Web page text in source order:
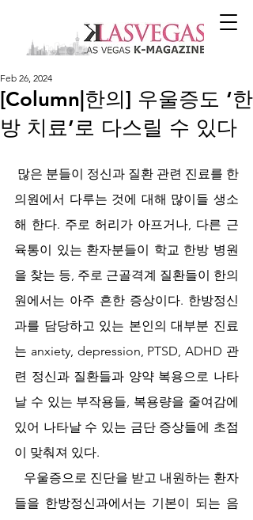
[Column|한의] 우울증도 ‘한
방 치료’로 다스릴 수 있다
Feb 26, 2024
의원에서 다루는 것에 대해 많이들 생소
해 한다. 주로 허리가 아프거나, 다른 근
육통이 있는 환자분들이 학교 한방 병원
을 찾는 등, 주로 근골격계 질환들이 한의
원에서는 아주 흔한 증상이다. 한방정신
과를 담당하고 있는 본인의 대부분 진료
는 anxiety, depression, PTSD, ADHD 관
련 정신과 질환들과 양약 복용으로 나타
날 수 있는 부작용들, 복용량을 줄여감에
있어 나타날 수 있는 금단 증상들에 초점
이 맞춰져 있다.
우울증으로 진단을 받고 내원하는 환자
들을 한방정신과에서는 기본이 되는 음